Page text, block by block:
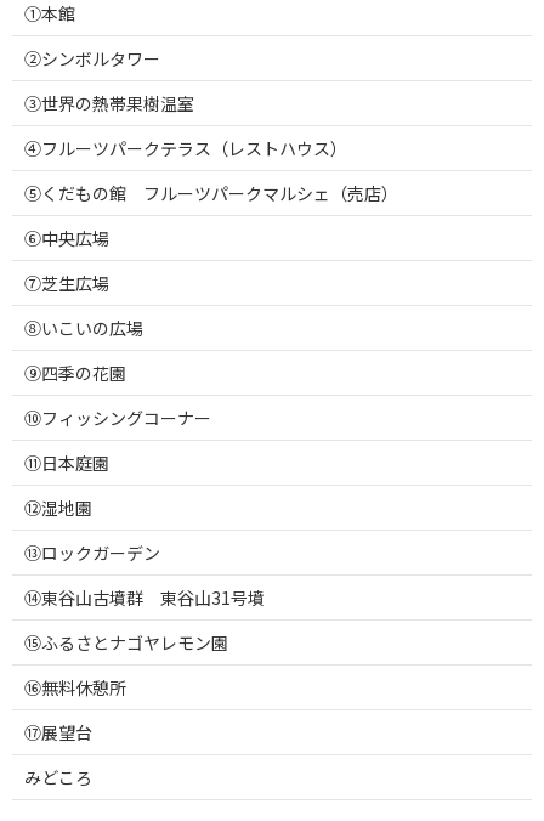
①本館
②シンボルタワー
③世界の熱帯果樹温室
④フルーツパークテラス（レストハウス）
⑤くだもの館 フルーツパークマルシェ（売店）
⑥中央広場
⑦芝生広場
⑧いこいの広場
⑨四季の花園
⑩フィッシングコーナー
⑪日本庭園
⑫湿地園
⑬ロックガーデン
⑭東谷山古墳群 東谷山31号墳
⑮ふるさとナゴヤレモン園
⑯無料休憩所
⑰展望台
みどころ